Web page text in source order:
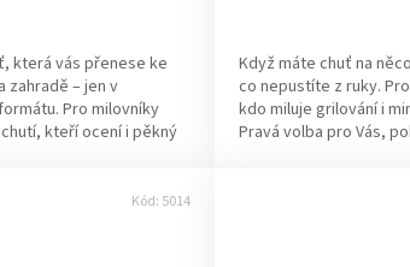
která vás přenese ke
zahradě – jen v
Pro milovníky
kteří ocení i pěkný
Když máte chuť na
co nepustíte z ruky.
kdo miluje grilování i
Pravá volba pro Vás,
Kód: 5014